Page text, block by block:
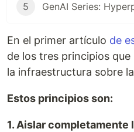
5
En el primer artículo de
de los tres principios
la infraestructura sobre
Estos principios son:
1. Aislar completamente